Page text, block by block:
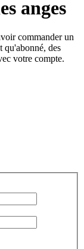
anges
commander un
qu'abonné, des
votre compte.